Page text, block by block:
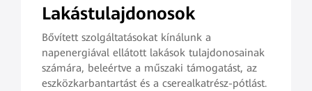
Lakástulajdonosok
Bővített szolgáltatásokat kínálunk a
napenergiával ellátott lakások tulajdonosainak
számára, beleértve a műszaki támogatást, az
eszközkarbantartást és a cserealkatrész-pótlást.